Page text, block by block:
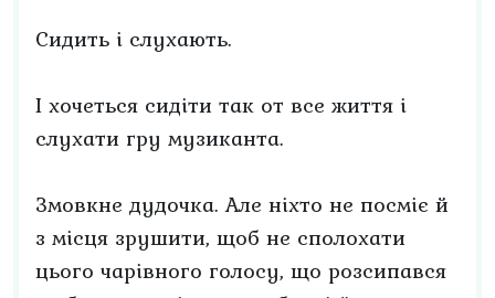
Сидить і слухають.
І хочеться сидіти так от все життя і
слухати гру музиканта.
Змовкне дудочка. Але ніхто не посміє й
з місця зрушити, щоб не сполохати
цього чарівного голосу, що розсипався